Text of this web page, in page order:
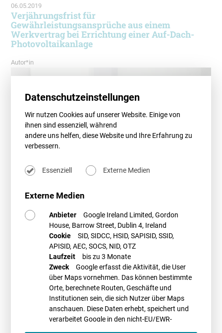
06.05.2019
Verjährungsfrist für
Gewährleistungsansprüche aus einem
Werkvertrag bei Errichtung einer Auf-Dach-
Photovoltaikanlage
Autor*in
Datenschutzeinstellungen
Wir nutzen Cookies auf unserer Website. Einige von
ihnen sind essenziell, während
andere uns helfen, diese Website und Ihre Erfahrung zu
verbessern.
Essenziell Externe Medien
Externe Medien
Anbieter
Google Ireland Limited, Gordon
House, Barrow Street, Dublin 4, Ireland
Cookie
SID, SIDCC, HSID, SAPISID, SSID,
APISID, AEC, SOCS, NID, OTZ
Laufzeit
bis zu 3 Monate
Zweck
Google erfasst die Aktivität, die User
über Maps vornehmen. Das können bestimmte
Orte, berechnete Routen, Geschäfte und
Institutionen sein, die sich Nutzer über Maps
anschauen. Diese Daten erhebt, speichert und
verarbeitet Google in den nicht-EU/EWR-